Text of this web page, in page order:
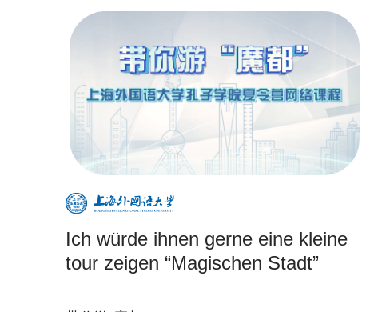
Ich würde ihnen gerne eine kleine
tour zeigen “Magischen Stadt”